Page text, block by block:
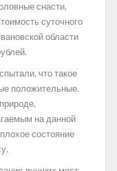
снасти,
суточного
области
что такое
положительные.
на данной
состояние